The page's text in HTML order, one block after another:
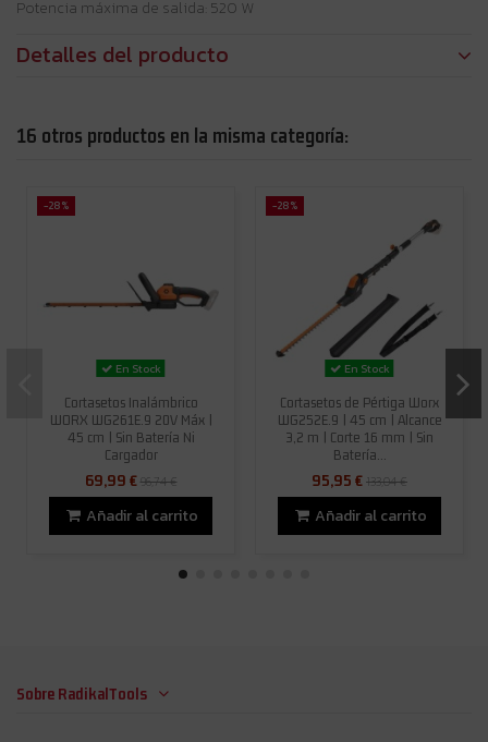
Potencia máxima de salida: 520 W
Detalles del producto
16 otros productos en la misma categoría:
-28%
En Stock
Cortasetos Inalámbrico
WORX WG261E.9 20V Máx |
45 cm | Sin Batería Ni
Cargador
69,99 €96,74 €
Añadir al carrito
-28%
En Stock
Cortasetos de Pértiga Worx
WG252E.9 | 45 cm | Alcance
3,2 m | Corte 16 mm | Sin
Batería...
95,95 €133,04 €
Añadir al carrito
Sobre RadikalTools